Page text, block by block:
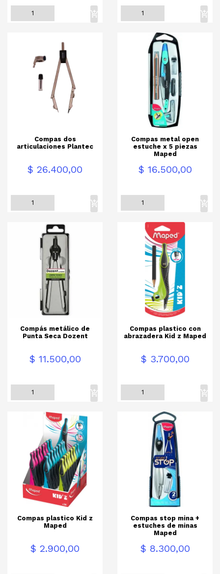
Compas dos
articulaciones Plantec
Precio$ 26.400,00
Compas metal open
estuche x 5 piezas
Maped
Precio$ 16.500,00
Compás metálico de
Punta Seca Dozent
Precio$ 11.500,00
Compas plastico con
abrazadera Kid z Maped
Precio$ 3.700,00
Compas plastico Kid z
Maped
Precio$ 2.900,00
Compas stop mina +
estuches de minas
Maped
Precio$ 8.300,00